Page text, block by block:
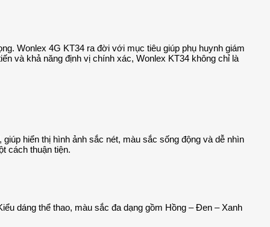
Wonlex 4G KT34 ra đời với mục tiêu giúp phụ huynh giám
và khả năng định vị chính xác, Wonlex KT34 không chỉ là
hiển thị hình ảnh sắc nét, màu sắc sống động và dễ nhìn
cách thuận tiện.
dáng thể thao, màu sắc đa dạng gồm Hồng – Đen – Xanh